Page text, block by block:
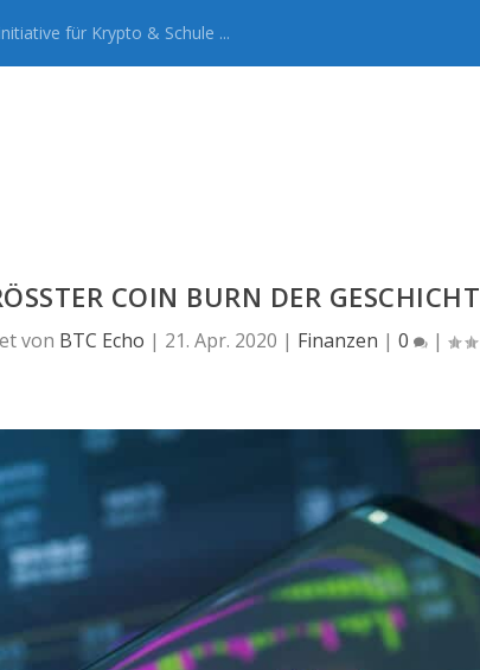
für Krypto & Schule ...
COIN BURN DER GESCHICHTE
von BTC Echo | 21. Apr. 2020 | Finanzen |0 |